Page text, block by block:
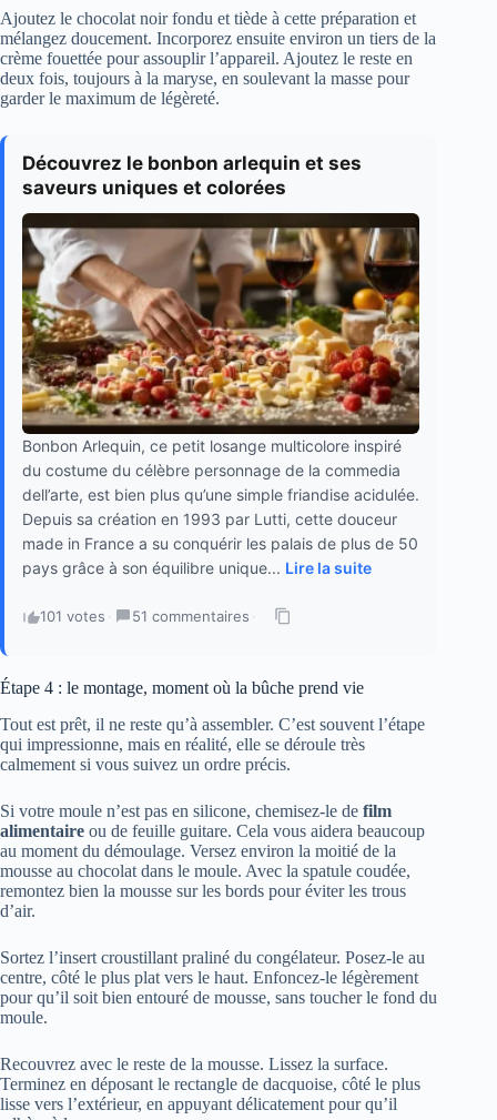
Ajoutez le chocolat noir fondu et tiède à cette préparation et
mélangez doucement. Incorporez ensuite environ un tiers de la
crème fouettée pour assouplir l’appareil. Ajoutez le reste en
deux fois, toujours à la maryse, en soulevant la masse pour
garder le maximum de légèreté.
Découvrez le bonbon arlequin et ses
saveurs uniques et colorées
Bonbon Arlequin, ce petit losange multicolore inspiré
du costume du célèbre personnage de la commedia
dell’arte, est bien plus qu’une simple friandise acidulée.
Depuis sa création en 1993 par Lutti, cette douceur
made in France a su conquérir les palais de plus de 50
pays grâce à son équilibre unique... Lire la suite
101 votes · 51 commentaires ·
Étape 4 : le montage, moment où la bûche prend vie
Tout est prêt, il ne reste qu’à assembler. C’est souvent l’étape
qui impressionne, mais en réalité, elle se déroule très
calmement si vous suivez un ordre précis.
Si votre moule n’est pas en silicone, chemisez-le de film
alimentaire ou de feuille guitare. Cela vous aidera beaucoup
au moment du démoulage. Versez environ la moitié de la
mousse au chocolat dans le moule. Avec la spatule coudée,
remontez bien la mousse sur les bords pour éviter les trous
d’air.
Sortez l’insert croustillant praliné du congélateur. Posez-le au
centre, côté le plus plat vers le haut. Enfoncez-le légèrement
pour qu’il soit bien entouré de mousse, sans toucher le fond du
moule.
Recouvrez avec le reste de la mousse. Lissez la surface.
Terminez en déposant le rectangle de dacquoise, côté le plus
lisse vers l’extérieur, en appuyant délicatement pour qu’il